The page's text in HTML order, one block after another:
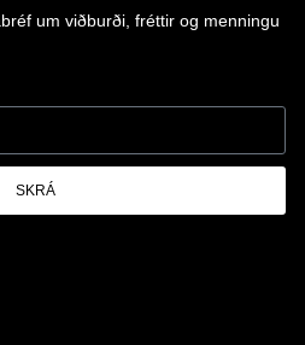
um viðburði, fréttir og menningu
SKRÁ